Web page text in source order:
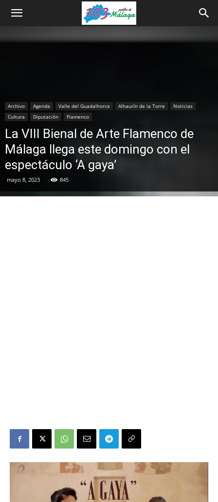
Archivo Agenda Valle del Guadalhorce Alhaurín de la Torre
Noticias
Cultura
Diputación Flamenco
La VIII Bienal de Arte Flamenco de
Málaga llega este domingo con el
espectáculo ‘A gaya’
mayo 8, 2023 845